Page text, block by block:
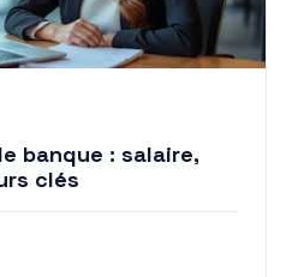
banque : salaire,
clés